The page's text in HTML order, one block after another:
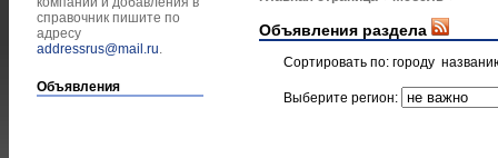
справочник пишите по
адресу
addressrus@mail.ru.
Объявления
Объявления раздела
Сортировать по: городу
Выберите регион: